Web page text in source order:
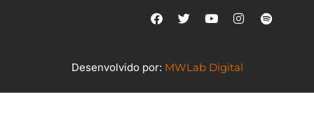
Desenvolvido por: MWLab Digital